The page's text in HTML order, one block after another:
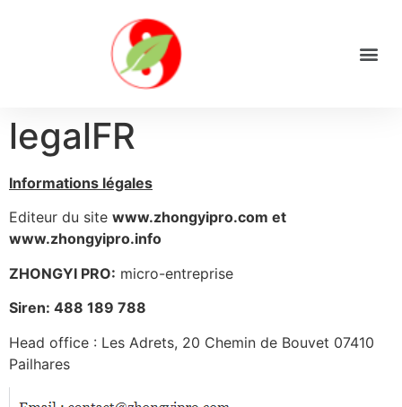
legalFR
Informations légales
Editeur du site www.zhongyipro.com et
www.zhongyipro.info
ZHONGYI PRO: micro-entreprise
Siren: 488 189 788
Head office : Les Adrets, 20 Chemin de Bouvet 07410
Pailhares